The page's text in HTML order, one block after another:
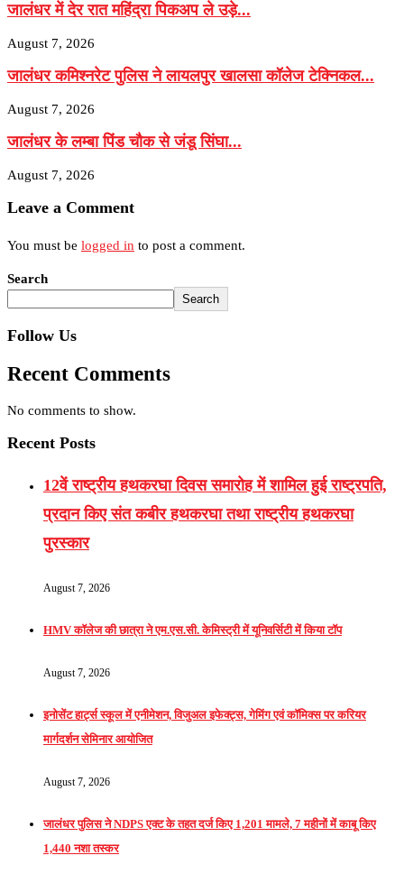
जालंधर में देर रात महिंद्रा पिकअप ले उड़े...
August 7, 2026
जालंधर कमिश्नरेट पुलिस ने लायलपुर खालसा कॉलेज टेक्निकल...
August 7, 2026
जालंधर के लम्बा पिंड चौक से जंडू सिंघा...
August 7, 2026
Leave a Comment
You must be logged in to post a comment.
Search
Search
Follow Us
Recent Comments
No comments to show.
Recent Posts
12वें राष्ट्रीय हथकरघा दिवस समारोह में शामिल हुई राष्ट्रपति,
प्रदान किए संत कबीर हथकरघा तथा राष्ट्रीय हथकरघा
पुरस्कार
August 7, 2026
HMV कॉलेज की छात्रा ने एम.एस.सी. केमिस्ट्री में यूनिवर्सिटी में किया टॉप
August 7, 2026
इनोसेंट हार्ट्स स्कूल में एनीमेशन, विजुअल इफेक्ट्स, गेमिंग एवं कॉमिक्स पर करियर
मार्गदर्शन सेमिनार आयोजित
August 7, 2026
जालंधर पुलिस ने NDPS एक्ट के तहत दर्ज किए 1,201 मामले, 7 महीनों में काबू किए
1,440 नशा तस्कर